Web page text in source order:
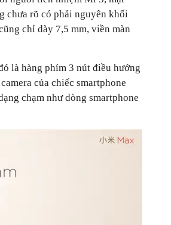
chưa rõ có phải nguyên khối
chỉ dày 7,5 mm, viền màn
là hàng phím 3 nút điều hướng
của chiếc smartphone
chạm như dòng smartphone